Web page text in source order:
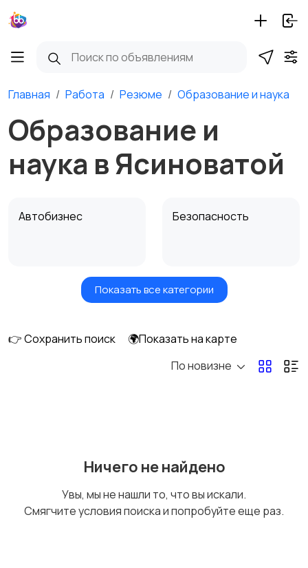
Главная Работа Резюме Образование и наука
Образование и
наука в Ясиноватой
Автобизнес Безопасность
Бытовые услуги и
Высший менеджмент
Добыча сырья,
Показать все категории
👉 Сохранить поиск
🌍Показать на карте
По новизне
Ничего не найдено
Увы, мы не нашли то, что вы искали.
Смягчите условия поиска и попробуйте еще раз.